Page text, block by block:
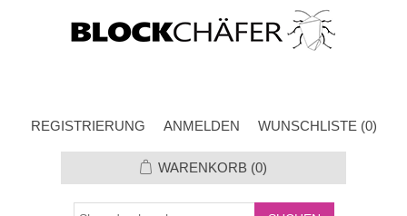
REGISTRIERUNG ANMELDEN WUNSCHLISTE (0)
WARENKORB (0)